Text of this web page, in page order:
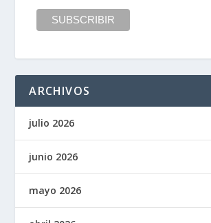
ARCHIVOS
julio 2026
junio 2026
mayo 2026